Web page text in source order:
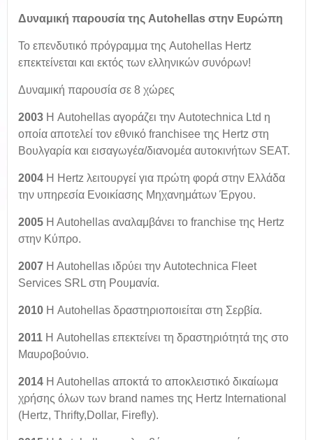
Δυναμική παρουσία της Autohellas στην Ευρώπη
Το επενδυτικό πρόγραμμα της Autohellas Hertz
επεκτείνεται και εκτός των ελληνικών συνόρων!
Δυναμική παρουσία σε 8 χώρες
2003 Η Autohellas αγοράζει την Autotechnica Ltd η
οποία αποτελεί τον εθνικό franchisee της Hertz στη
Βουλγαρία και εισαγωγέα/διανομέα αυτοκινήτων SEAT.
2004 Η Hertz λειτουργεί για πρώτη φορά στην Ελλάδα
την υπηρεσία Ενοικίασης Μηχανημάτων Έργου.
2005 Η Αutohellas αναλαμβάνει το franchise της Hertz
στην Κύπρο.
2007 Η Αutohellas ιδρύει την Autotechnica Fleet
Services SRL στη Ρουμανία.
2010 Η Autohellas δραστηριοποιείται στη Σερβία.
2011 Η Autohellas επεκτείνει τη δραστηριότητά της στο
Μαυροβούνιο.
2014 H Autohellas αποκτά το αποκλειστικό δικαίωμα
χρήσης όλων των brand names της Hertz International
(Hertz, Thrifty,Dollar, Firefly).